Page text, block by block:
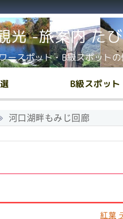
光 -旅案内 た
ースポット・B級スポット
B級スポット
河口湖畔もみじ回廊
紅葉